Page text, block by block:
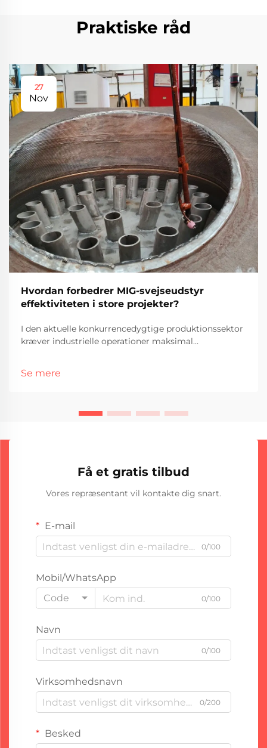
Praktiske råd
27
Nov
Hvordan forbedrer MIG-svejseudstyr
effektiviteten i store projekter?
I den aktuelle konkurrencedygtige produktionssektor
kræver industrielle operationer maksimal
vist sig at være en afgørende teknologi for store
Se mere
Få et gratis tilbud
Vores repræsentant vil kontakte dig snart.
E-mail
0/100
Mobil/WhatsApp
Code
0/100
Navn
0/100
Virksomhedsnavn
0/200
Besked